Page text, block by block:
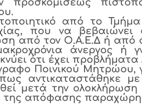
προσκομίσεως
από το Τμήμα
που να βεβαιώνει
από τον Ο.Α.Ε.Δ ή από
άνεργος
ότι έχει προβλήματα
Ποινικού Μητρώου,
αντικαταστάθηκε
μετά την
της απόφασης